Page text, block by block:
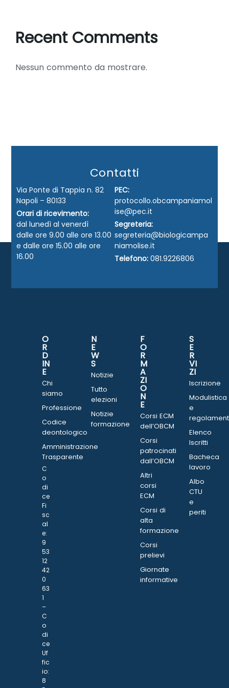
Recent Comments
Nessun commento da mostrare.
Contatti
Via Ponte di Tappia n. 82
Napoli – 80133
Orari di ricevimento:
dal lunedì al venerdì
dalle ore 9.00 alle ore 13.00
e dalle ore 15.00 alle ore
16.00
PEC:
protocollo.obcampaniamol
ise@pec.it
Segreteria:
segreteria@biologicampa
niamolise.it
Telefono: 081.9226806
O
R
D
IN
E
Chi
siamo
Professione
Codice
deontologico
Amministrazione
Trasparente
C
o
di
ce
Fi
sc
al
e:
9
53
12
42
0
63
1
–
C
o
di
ce
Uf
fic
io:
8
N
E
W
S
Notizie
Tutto
elezioni
Notizie
formazione
F
O
R
M
A
ZI
O
N
E
Corsi ECM
dell’OBCM
Corsi
patrocinati
dall’OBCM
Altri
corsi
ECM
Corsi di
alta
formazione
Corsi
prelievi
Giornate
informative
S
E
R
VI
ZI
Iscrizione
Modulistica
e
Elenco
Iscritti
Bacheca
lavoro
Albo
CTU
e
periti